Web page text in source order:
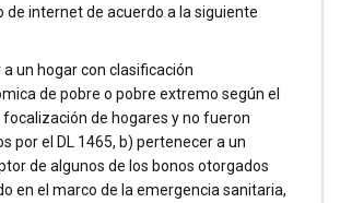
de internet de acuerdo a la siguiente
a un hogar con clasificación
de pobre o pobre extremo según el
de hogares y no fueron
por el DL 1465, b) pertenecer a un
de algunos de los bonos otorgados
en el marco de la emergencia sanitaria,